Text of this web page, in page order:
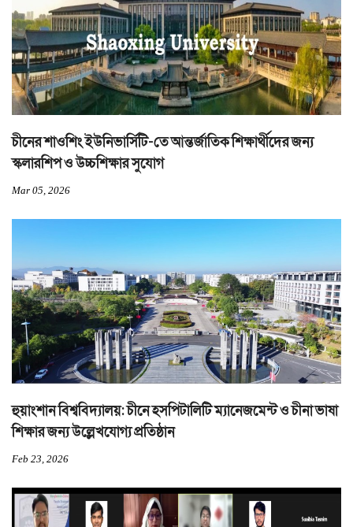
চীনের শাওশিং ইউনিভার্সিটি-তে আন্তর্জাতিক শিক্ষার্থীদের জন্য
স্কলারশিপ ও উচ্চশিক্ষার সুযোগ
Mar 05, 2026
হুয়াংশান বিশ্ববিদ্যালয়: চীনে হসপিটালিটি ম্যানেজমেন্ট ও চীনা ভাষা
শিক্ষার জন্য উল্লেখযোগ্য প্রতিষ্ঠান
Feb 23, 2026